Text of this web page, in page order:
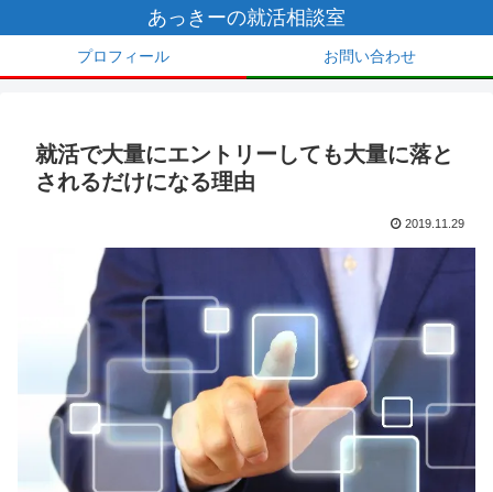
あっきーの就活相談室
プロフィール お問い合わせ
就活で大量にエントリーしても大量に落と
されるだけになる理由
2019.11.29